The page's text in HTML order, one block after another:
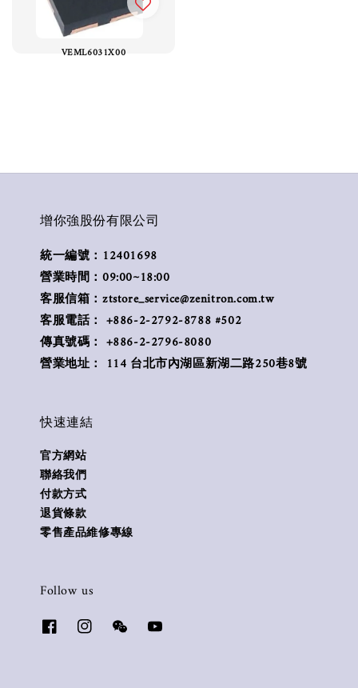
VEML6031X00
增你強股份有限公司
統一編號：12401698
營業時間：09:00~18:00
客服信箱：ztstore_service@zenitron.com.tw
客服電話： +886-2-2792-8788 #502
傳真號碼： +886-2-2796-8080
營業地址： 114 台北市內湖區新湖二路250巷8號
快速連結
官方網站
聯絡我們
付款方式
退貨條款
零售產品維修專線
Follow us